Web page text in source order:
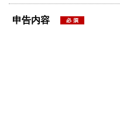
申告内容